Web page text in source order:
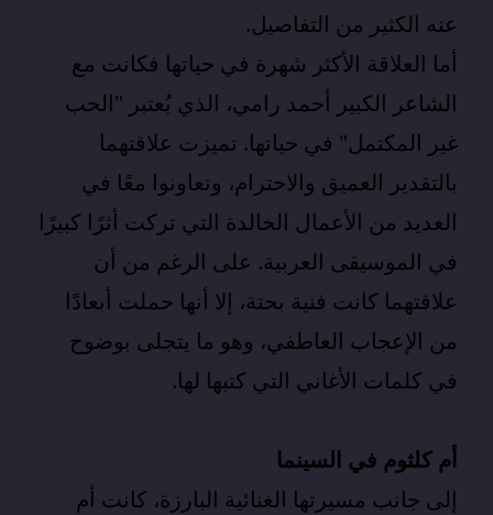
عنه الكثير من التفاصيل.
أما العلاقة الأكثر شهرة في حياتها فكانت مع
الشاعر الكبير أحمد رامي، الذي يُعتبر "الحب
غير المكتمل" في حياتها. تميزت علاقتهما
بالتقدير العميق والاحترام، وتعاونوا معًا في
العديد من الأعمال الخالدة التي تركت أثرًا كبيرًا
في الموسيقى العربية. على الرغم من أن
علاقتهما كانت فنية بحتة، إلا أنها حملت أبعادًا
من الإعجاب العاطفي، وهو ما يتجلى بوضوح
في كلمات الأغاني التي كتبها لها.
أم كلثوم في السينما
إلى جانب مسيرتها الغنائية البارزة، كانت أم